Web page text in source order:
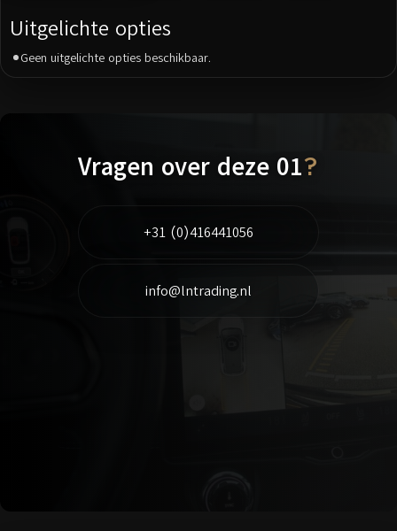
Uitgelichte opties
Geen uitgelichte opties beschikbaar.
Vragen over deze 01?
+31 (0)416441056
info@lntrading.nl